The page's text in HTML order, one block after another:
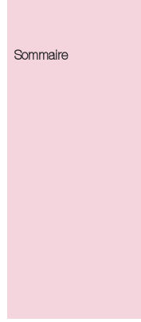
Sommaire